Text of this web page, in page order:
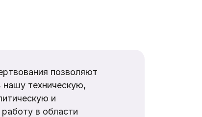
позволяют
техническую,
и
в области